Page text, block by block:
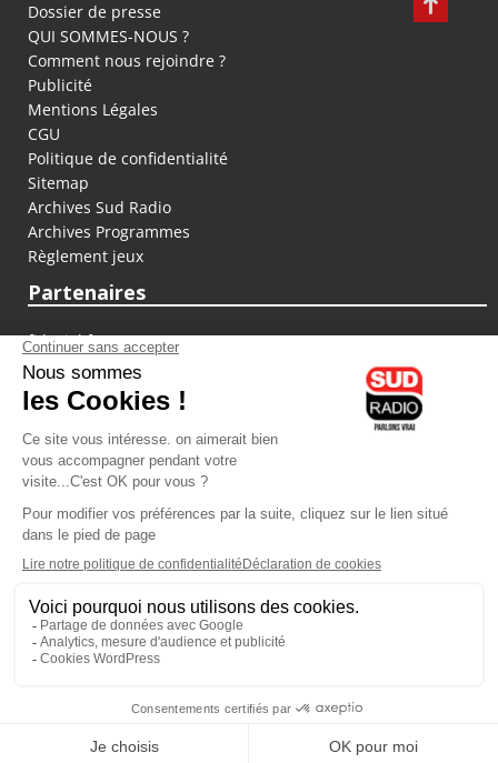
Dossier de presse
QUI SOMMES-NOUS ?
Comment nous rejoindre ?
Publicité
Mentions Légales
CGU
Politique de confidentialité
Sitemap
Archives Sud Radio
Archives Programmes
Règlement jeux
Partenaires
fiducial.fr
lyoncapitale.fr
olympique-et-lyonnais.com
L'application Iphone / Android
Téléchargez l'application
Les cookies
Gestion des cookies
Crédit photos : ©Sud Radio / Pierre Olivier
Laurence Péraud
Le meilleur de Sud Radio
Laurence Péraud
Le Grand Matin Week-end